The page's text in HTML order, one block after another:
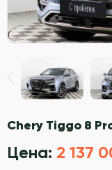
Chery Tiggo 8
Цена: 2 137